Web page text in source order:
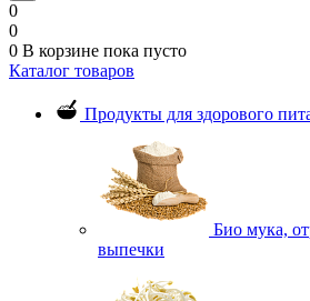
0
0
0 В корзине пока пусто
Каталог товаров
Продукты для здорового
Био мука,
выпечки